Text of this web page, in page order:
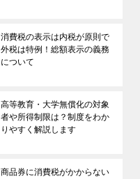
消費税の表示は内税が原則で
外税は特例！総額表示の義務
について
高等教育・大学無償化の対象
者や所得制限は？制度をわか
りやすく解説します
商品券に消費税がかからない